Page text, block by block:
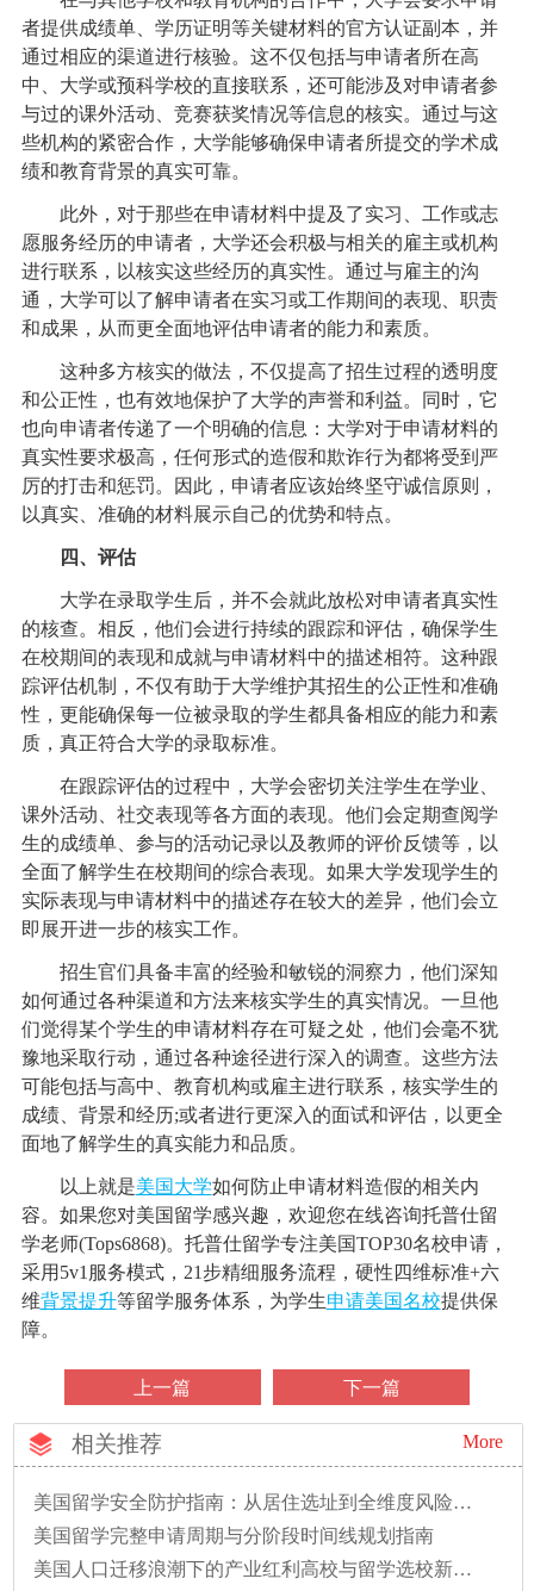
者提供成绩单、学历证明等关键材料的官方认证副本，并
通过相应的渠道进行核验。这不仅包括与申请者所在高
中、大学或预科学校的直接联系，还可能涉及对申请者参
与过的课外活动、竞赛获奖情况等信息的核实。通过与这
些机构的紧密合作，大学能够确保申请者所提交的学术成
绩和教育背景的真实可靠。
此外，对于那些在申请材料中提及了实习、工作或志
愿服务经历的申请者，大学还会积极与相关的雇主或机构
进行联系，以核实这些经历的真实性。通过与雇主的沟
通，大学可以了解申请者在实习或工作期间的表现、职责
和成果，从而更全面地评估申请者的能力和素质。
这种多方核实的做法，不仅提高了招生过程的透明度
和公正性，也有效地保护了大学的声誉和利益。同时，它
也向申请者传递了一个明确的信息：大学对于申请材料的
真实性要求极高，任何形式的造假和欺诈行为都将受到严
厉的打击和惩罚。因此，申请者应该始终坚守诚信原则，
以真实、准确的材料展示自己的优势和特点。
四、评估
大学在录取学生后，并不会就此放松对申请者真实性
的核查。相反，他们会进行持续的跟踪和评估，确保学生
在校期间的表现和成就与申请材料中的描述相符。这种跟
踪评估机制，不仅有助于大学维护其招生的公正性和准确
性，更能确保每一位被录取的学生都具备相应的能力和素
质，真正符合大学的录取标准。
在跟踪评估的过程中，大学会密切关注学生在学业、
课外活动、社交表现等各方面的表现。他们会定期查阅学
生的成绩单、参与的活动记录以及教师的评价反馈等，以
全面了解学生在校期间的综合表现。如果大学发现学生的
实际表现与申请材料中的描述存在较大的差异，他们会立
即展开进一步的核实工作。
招生官们具备丰富的经验和敏锐的洞察力，他们深知
如何通过各种渠道和方法来核实学生的真实情况。一旦他
们觉得某个学生的申请材料存在可疑之处，他们会毫不犹
豫地采取行动，通过各种途径进行深入的调查。这些方法
可能包括与高中、教育机构或雇主进行联系，核实学生的
成绩、背景和经历;或者进行更深入的面试和评估，以更全
面地了解学生的真实能力和品质。
以上就是美国大学如何防止申请材料造假的相关内
容。如果您对美国留学感兴趣，欢迎您在线咨询托普仕留
学老师(Tops6868)。托普仕留学专注美国TOP30名校申请，
采用5v1服务模式，21步精细服务流程，硬性四维标准+六
维背景提升等留学服务体系，为学生申请美国名校提供保
障。
上一篇 下一篇
相关推荐 More
美国留学安全防护指南：从居住选址到全维度风险防范
美国留学完整申请周期与分阶段时间线规划指南
美国人口迁移浪潮下的产业红利高校与留学选校新逻辑